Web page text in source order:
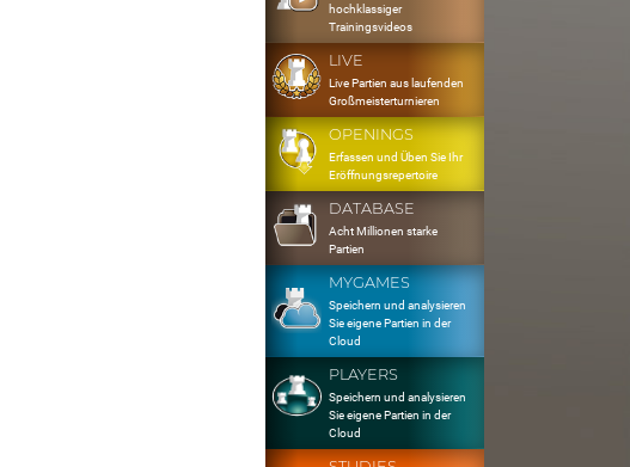
hochklassiger
Trainingsvideos
LIVE
Live Partien aus laufenden
Großmeisterturnieren
OPENINGS
Erfassen und Üben Sie Ihr
Eröffnungsrepertoire
DATABASE
Acht Millionen starke
Partien
MYGAMES
Speichern und analysieren
Sie eigene Partien in der
Cloud
PLAYERS
Speichern und analysieren
Sie eigene Partien in der
Cloud